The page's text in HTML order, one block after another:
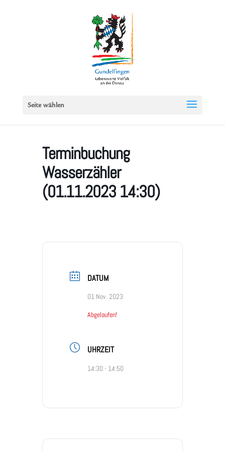
Seite wählen
Terminbuchung
Wasserzähler
(01.11.2023 14:30)
DATUM
01 Nov. 2023
Abgelaufen!
UHRZEIT
14:30 - 14:50